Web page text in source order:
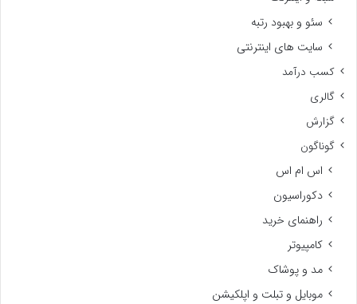
سئو و بهبود رتبه
سایت های اینترنتی
کسب درآمد
گالری
گزارش
گوناگون
اس ام اس
دکوراسیون
راهنمای خرید
کامپیوتر
مد و پوشاک
موبایل و تبلت و اپلکیشن